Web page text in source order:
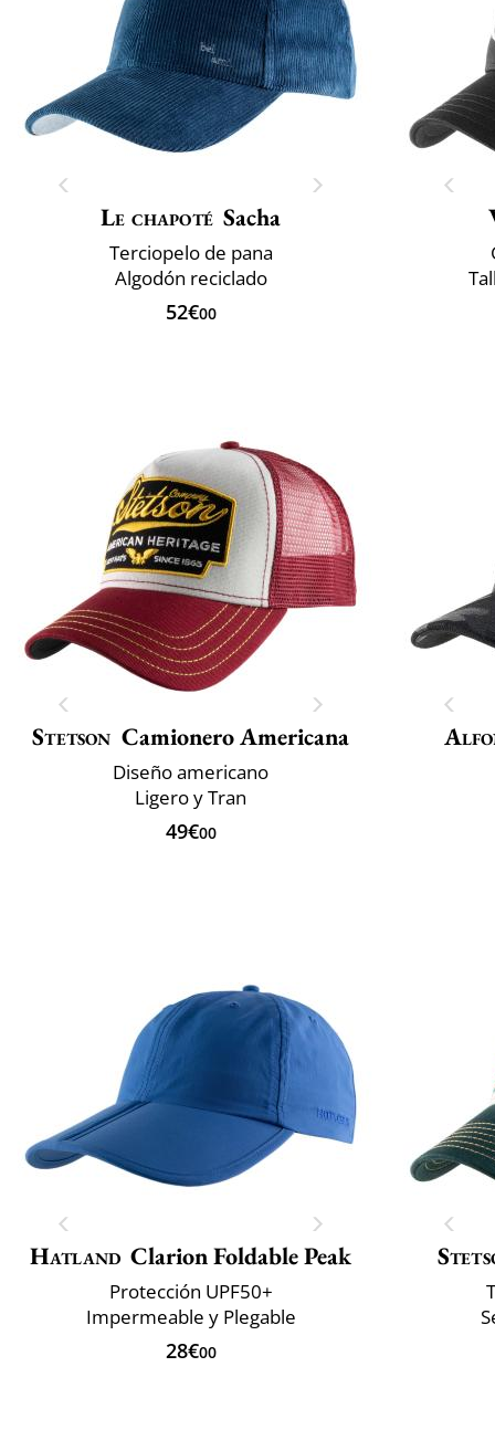
Le chapoté Sacha
Terciopelo de pana
Algodón reciclado
52€00
Stetson Camionero Americana
Diseño americano
Ligero y Tran
49€00
Hatland Clarion Foldable Peak
Protección UPF50+
Impermeable y Plegable
28€00